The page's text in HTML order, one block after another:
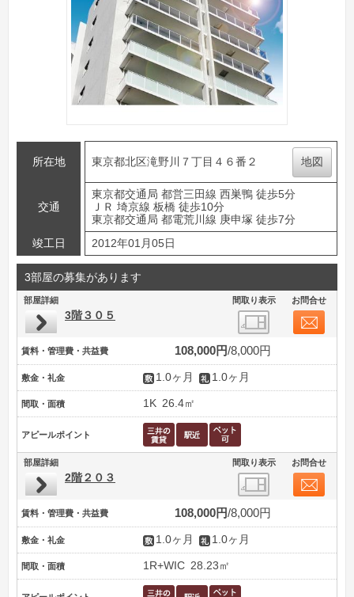
所在地 東京都北区滝野川７丁目４６番２ 地図
交通
東京都交通局 都営三田線 西巣鴨 徒歩5分
ＪＲ 埼京線 板橋 徒歩10分
東京都交通局 都電荒川線 庚申塚 徒歩7分
竣工日
2012年01月05日
3部屋の募集があります
部屋詳細 間取り表示 お問合せ
3階３０５
賃料・管理費・共益費 108,000円 8,000円
敷金・礼金 1.0ヶ月 1.0ヶ月
間取・面積 1K 26.4㎡
アピールポイント
部屋詳細 間取り表示 お問合せ
2階２０３
賃料・管理費・共益費 108,000円 8,000円
敷金・礼金 1.0ヶ月 1.0ヶ月
間取・面積 1R+WIC 28.23㎡